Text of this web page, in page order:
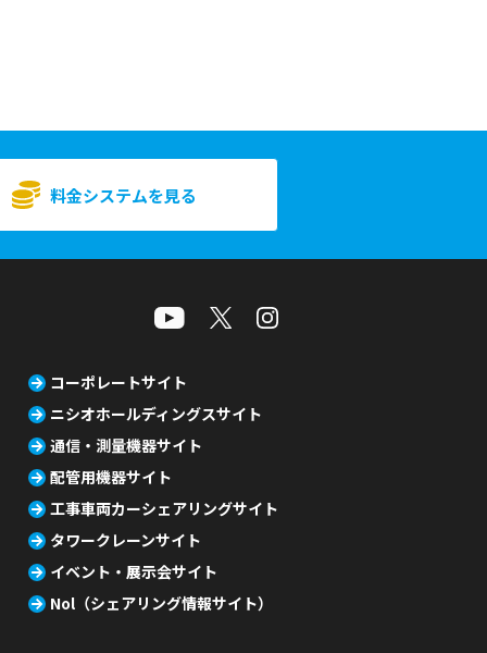
料金システムを見る
コーポレートサイト
ニシオホールディングスサイト
通信・測量機器サイト
配管用機器サイト
工事車両カーシェアリングサイト
タワークレーンサイト
イベント・展示会サイト
Nol（シェアリング情報サイト）